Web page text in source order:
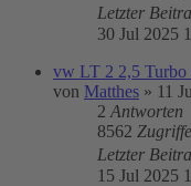
Letzter
30 Jul 2025
vw LT 2 2,5 Turbo
von Matthes » 11
2 Antworten
8562 Zugriffe
Letzter
15 Jul 2025